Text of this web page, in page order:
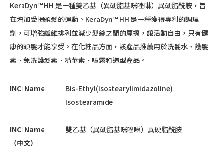
KeraDyn™ HH 是一種雙乙基（異硬脂基咪唑啉）異硬脂酰胺，旨
在增加受損頭髮的運動。KeraDyn™ HH 是一種獲得專利的調理
劑，可增強纖維排列並減少髮絲之間的摩擦，讓活動自由，只有健
康的頭髮才能享受。在化粧品方面，該產品推薦用於洗髮水、護髮
素、免洗護髮素、精華素、噴霧和造型產品。
INCI Name
Bis-Ethyl(isostearylimidazoline)
Isostearamide
INCI Name
（中文）
雙乙基（異硬脂基咪唑啉）異硬脂酰胺